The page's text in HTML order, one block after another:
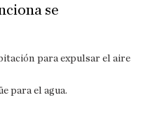
se
para expulsar el aire
para el agua.